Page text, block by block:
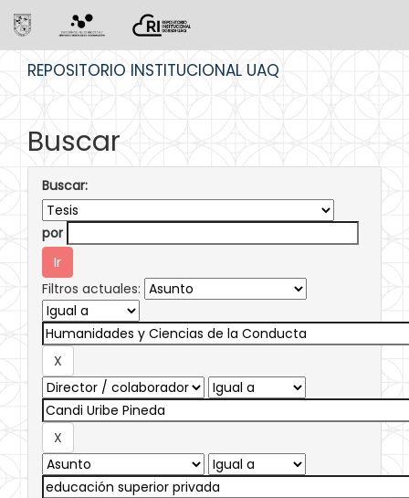
REPOSITORIO INSTITUCIONAL UAQ
Buscar
Buscar:
por
Filtros actuales: